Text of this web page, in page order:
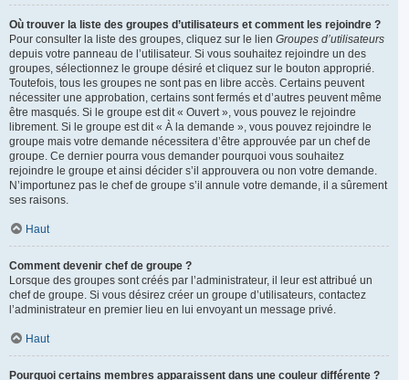
Où trouver la liste des groupes d’utilisateurs et comment les rejoindre ?
Pour consulter la liste des groupes, cliquez sur le lien Groupes d’utilisateurs
depuis votre panneau de l’utilisateur. Si vous souhaitez rejoindre un des
groupes, sélectionnez le groupe désiré et cliquez sur le bouton approprié.
Toutefois, tous les groupes ne sont pas en libre accès. Certains peuvent
nécessiter une approbation, certains sont fermés et d’autres peuvent même
être masqués. Si le groupe est dit « Ouvert », vous pouvez le rejoindre
librement. Si le groupe est dit « À la demande », vous pouvez rejoindre le
groupe mais votre demande nécessitera d’être approuvée par un chef de
groupe. Ce dernier pourra vous demander pourquoi vous souhaitez
rejoindre le groupe et ainsi décider s’il approuvera ou non votre demande.
N’importunez pas le chef de groupe s’il annule votre demande, il a sûrement
ses raisons.
Haut
Comment devenir chef de groupe ?
Lorsque des groupes sont créés par l’administrateur, il leur est attribué un
chef de groupe. Si vous désirez créer un groupe d’utilisateurs, contactez
l’administrateur en premier lieu en lui envoyant un message privé.
Haut
Pourquoi certains membres apparaissent dans une couleur différente ?